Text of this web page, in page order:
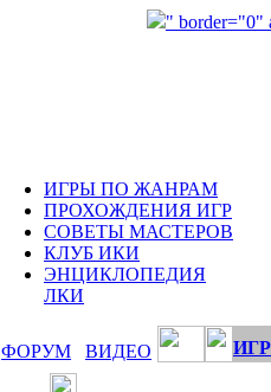
" border="0"
ИГРЫ ПО ЖАНРАМ
ПРОХОЖДЕНИЯ ИГР
СОВЕТЫ МАСТЕРОВ
КЛУБ ИКИ
ЭНЦИКЛОПЕДИЯ
ЛКИ
ФОРУМ ВИДЕО